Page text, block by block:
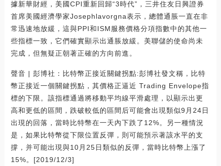
據新華財經，美國CPI重新回歸“3時代”，三井住友日興證券
首席美國經濟學家Josephlavorgna表示，總體通脹一直在非
常迅速地放緩，這與PPI和ISM服務價格分項指數中的其他一
些指標一致，它們確實顯示出通脹放緩。美聯儲的使命尚未
完成，但無疑正朝著正確的方向前進。
聲音 | 彭博社：比特幣正接近關鍵拐點:彭博社發文稱，比特
幣正接近一個關鍵拐點，其價格正逼近 Trading Envelope指
標的下限。該指標通過將移動平均線平滑處理，以顯示出更
高和更低的區間，跌破較低的區間后可能會出現類似9月24日
出現的回落，當時比特幣在一天內下跌了12%。另一種情況
是，如果比特幣從下限位置反彈，則可能預示著該水平的支
撐，并可能出現與10月25日類似的反彈，當時比特幣上漲了
15%。[2019/12/3]